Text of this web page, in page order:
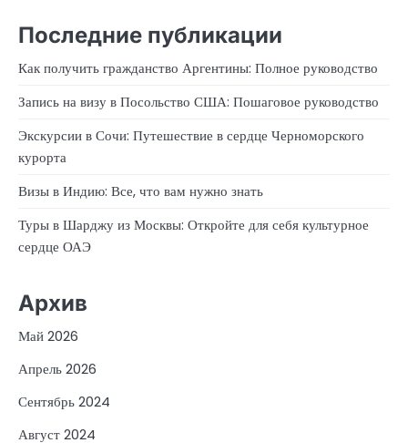
Последние публикации
Как получить гражданство Аргентины: Полное руководство
Запись на визу в Посольство США: Пошаговое руководство
Экскурсии в Сочи: Путешествие в сердце Черноморского
курорта
Визы в Индию: Все, что вам нужно знать
Туры в Шарджу из Москвы: Откройте для себя культурное
сердце ОАЭ
Архив
Май 2026
Апрель 2026
Сентябрь 2024
Август 2024